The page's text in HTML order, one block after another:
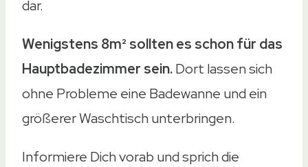
dar.
Wenigstens 8m² sollten es schon für das
Hauptbadezimmer sein.Dort lassen sich
ohne Probleme eine Badewanne und ein
größerer Waschtisch unterbringen.
Informiere Dich vorab und sprich die